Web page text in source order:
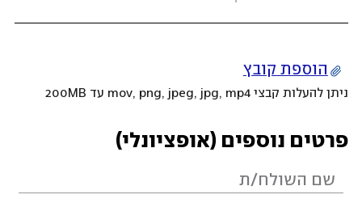
הוספת קובץ
ניתן להעלות קבצי mov, png, jpeg, jpg, mp4 עד 200MB
פרטים נוספים (אופציונלי)